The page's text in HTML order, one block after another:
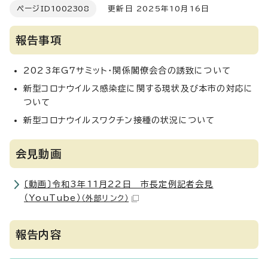
ページID 1002308 更新日 2025年10月16日
報告事項
2023年G7サミット・関係閣僚会合の誘致について
新型コロナウイルス感染症に関する現状及び本市の対応に
ついて
新型コロナウイルスワクチン接種の状況について
会見動画
〔動画〕令和3年11月22日 市長定例記者会見
（YouTube） （外部リンク）
報告内容